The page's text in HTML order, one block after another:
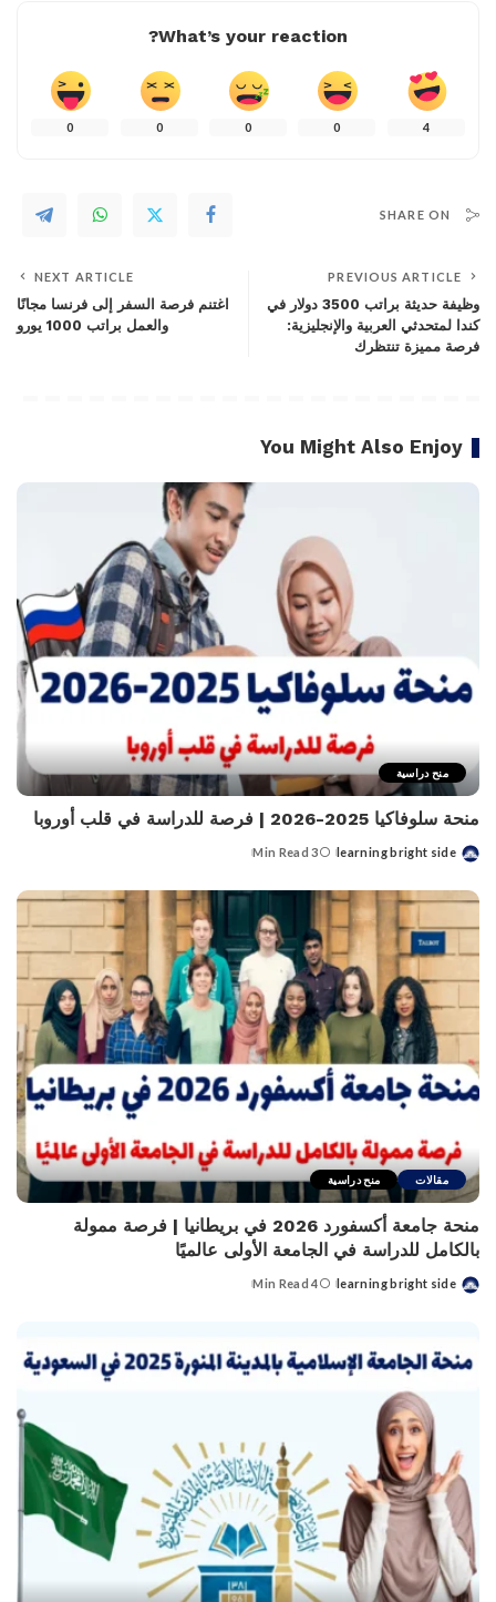
What’s your reaction?
4
0
0
0
0
SHARE ON
PREVIOUS ARTICLE
وظيفة حديثة براتب 3500 دولار في
كندا لمتحدثي العربية والإنجليزية:
فرصة مميزة تنتظرك
NEXT ARTICLE
اغتنم فرصة السفر إلى فرنسا مجانًا
والعمل براتب 1000 يورو
You Might Also Enjoy
منح دراسية
منحة سلوفاكيا 2025-2026 | فرصة للدراسة في قلب أوروبا
Posted
learning bright side
3 Min Read
مقالات منح دراسية
منحة جامعة أكسفورد 2026 في بريطانيا | فرصة ممولة
بالكامل للدراسة في الجامعة الأولى عالميًا
Posted
learning bright side
4 Min Read